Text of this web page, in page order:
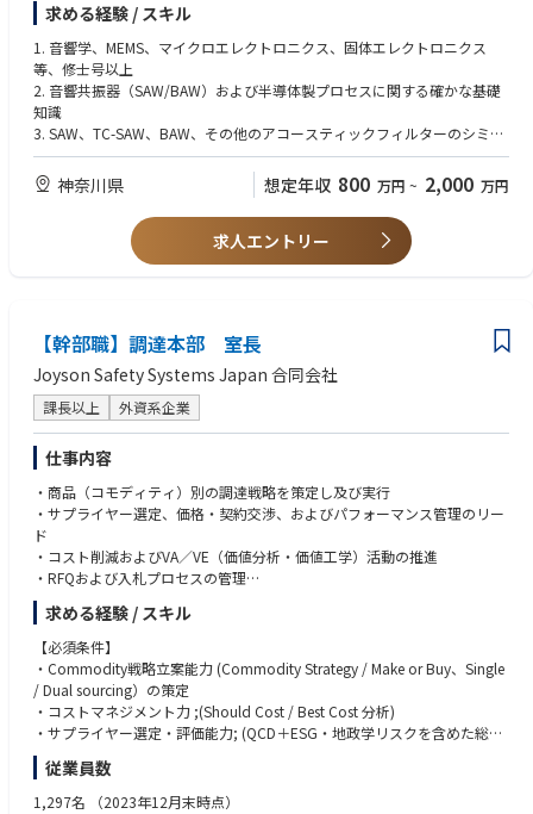
快車、お子様向け、レジャー・スポーツ用途の自転車、更にはプロ選手が
使用する専用機材までも手掛ける数少ない総合自転車メーカーとして、開
発・製造・販売を一気通貫で手がけています。
1. Insights into the development trend of acoustic filters in the industry, p
lan long-term roadmaps for terminal device acoustic filters, and lead ter
minal device competitiveness;
2. Responsible for specification definition and development of next-gene
ration terminal device acoustic filters;
求める経験 / スキル
1. 音響学、MEMS、マイクロエレクトロニクス、固体エレクトロニクス
等、修士号以上
2. 音響共振器（SAW/BAW）および半導体製プロセスに関する確かな基礎
知識
3. SAW、TC-SAW、BAW、その他のアコースティックフィルターのシミュ
レーション、設計、製造における全工程の開発経験を有すること
4. 10年以上の長期にわたるアコースティックフィルター研究経験
5. PA、LNA、RFスイッチなど、複数のRFFEキーブロックに精通しているこ
6. マルチフィジックスのシミュレーションソフトウェアとRF評価設備に精
通していること
2. Solid basic knowledge of acoustic resonator (SAW/BAW) and semicon
ductor process manufacturing;
3. Possess full-process development experience in the simulation, design
and manufacturing of SAW, TC-SAW, BAW and other acoustic filters;
4. Long-term focus on acoustic filter research experience for 10 years plu
s;
5. Familiar with more than one kind of RFFE key block such as PA, LNA, R
F switch, etc.;
6. Proficient in using multi-physics simulation software and RF test equip
ment;
神奈川県 想定年収 800 万円 ~ 2,000 万円
求人エントリー
【幹部職】調達本部 室長
Joyson Safety Systems Japan 合同会社
課長以上 外資系企業
仕事内容
・商品（コモディティ）別の調達戦略を策定し及び実行
・サプライヤー選定、価格・契約交渉、およびパフォーマンス管理のリー
ド
・コスト削減およびVA／VE（価値分析・価値工学）活動の推進
・RFQおよび入札プロセスの管理
・技術、品質、サプライチェーン部門と連携しての業務推進
・供給リスクおよびコンプライアンスリスクの低減
・コモディティバイヤーチームの指導・育成
求める経験 / スキル
【必須条件】
・Commodity戦略立案能力 (Commodity Strategy / Make or Buy、Single
/ Dual sourcing）の策定
・コストマネジメント力 ;(Should Cost / Best Cost 分析)
・サプライヤー選定・評価能力; (QCD＋ESG・地政学リスクを含めた総合
評価)
・契約・条件交渉力; 価格交渉、VA/VE 、NDA、MPA、LTAs、価格調整
・マネジメント・リーダーシップ能力；チームマネジメント
従業員数
1,297名 （2023年12月末時点）